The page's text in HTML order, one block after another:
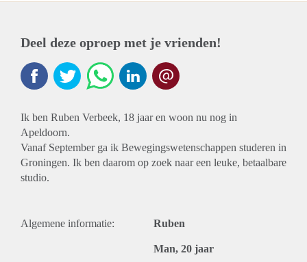
Deel deze oproep met je vrienden!
Ik ben Ruben Verbeek, 18 jaar en woon nu nog in
Apeldoorn.
Vanaf September ga ik Bewegingswetenschappen studeren in
Groningen. Ik ben daarom op zoek naar een leuke, betaalbare
studio.
Algemene informatie: Ruben
Man, 20 jaar